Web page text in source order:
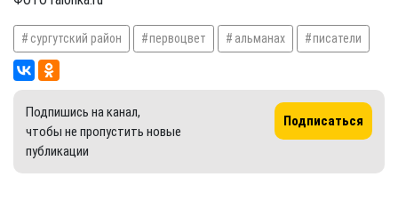
сургутский район первоцвет альманах писатели
Подпишись на канал,
чтобы не пропустить новые
публикации
Подписаться